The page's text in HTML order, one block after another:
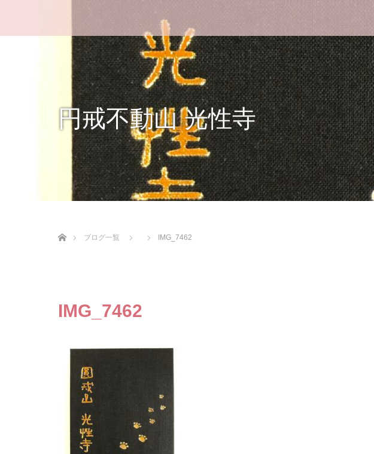
円戒不動山 光性寺
ブログ一覧
IMG_7462
IMG_7462